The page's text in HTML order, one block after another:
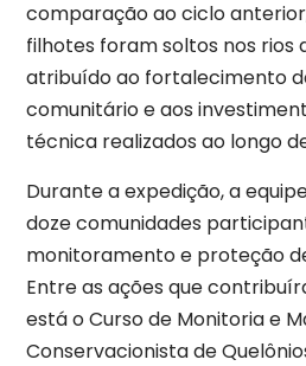
comparação ao ciclo
filhotes foram soltos nos rios
atribuído ao fortalecimento
comunitário e aos
técnica realizados ao longo
Durante a expedição, a
doze comunidades
monitoramento e proteção
Entre as ações que
está o Curso de Monitoria e
Conservacionista de